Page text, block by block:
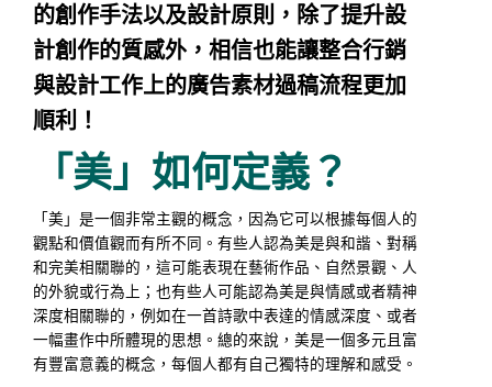
的創作手法以及設計原則，除了提升設
計創作的質感外，相信也能讓整合行銷
與設計工作上的廣告素材過稿流程更加
順利！
「美」如何定義？
「美」是一個非常主觀的概念，因為它可以根據每個人的
觀點和價值觀而有所不同。有些人認為美是與和諧、對稱
和完美相關聯的，這可能表現在藝術作品、自然景觀、人
的外貌或行為上；也有些人可能認為美是與情感或者精神
深度相關聯的，例如在一首詩歌中表達的情感深度、或者
一幅畫作中所體現的思想。總的來說，美是一個多元且富
有豐富意義的概念，每個人都有自己獨特的理解和感受。